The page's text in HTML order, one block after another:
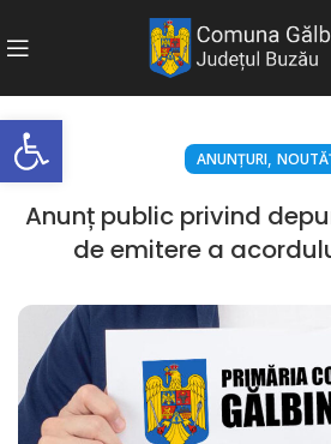
Deschide bara de unelte
ANUNȚURI,
Anunț public privind
de emitere a